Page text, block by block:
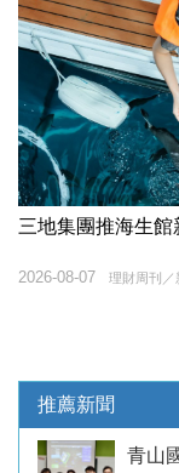
三地集團推海生館
理財周刊／
2026-08-07
推薦新聞
青山